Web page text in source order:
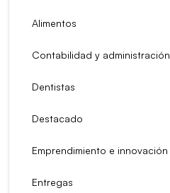
Alimentos
Contabilidad y administración
Dentistas
Destacado
Emprendimiento e innovación
Entregas